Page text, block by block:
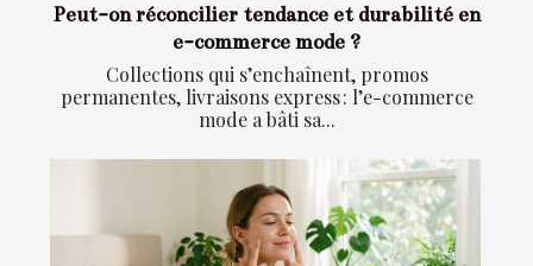
Peut-on réconcilier tendance et durabilité en
e-commerce mode ?
Collections qui s’enchaînent, promos
permanentes, livraisons express : l’e-commerce
mode a bâti sa...